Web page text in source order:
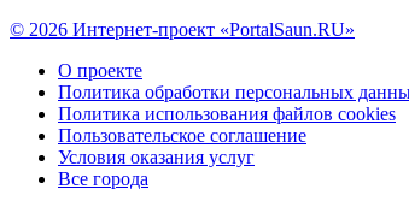
© 2026 Интернет-проект «PortalSaun.RU»
О проекте
Политика обработки персональных
Политика использования файлов cookies
Пользовательское соглашение
Условия оказания услуг
Все города